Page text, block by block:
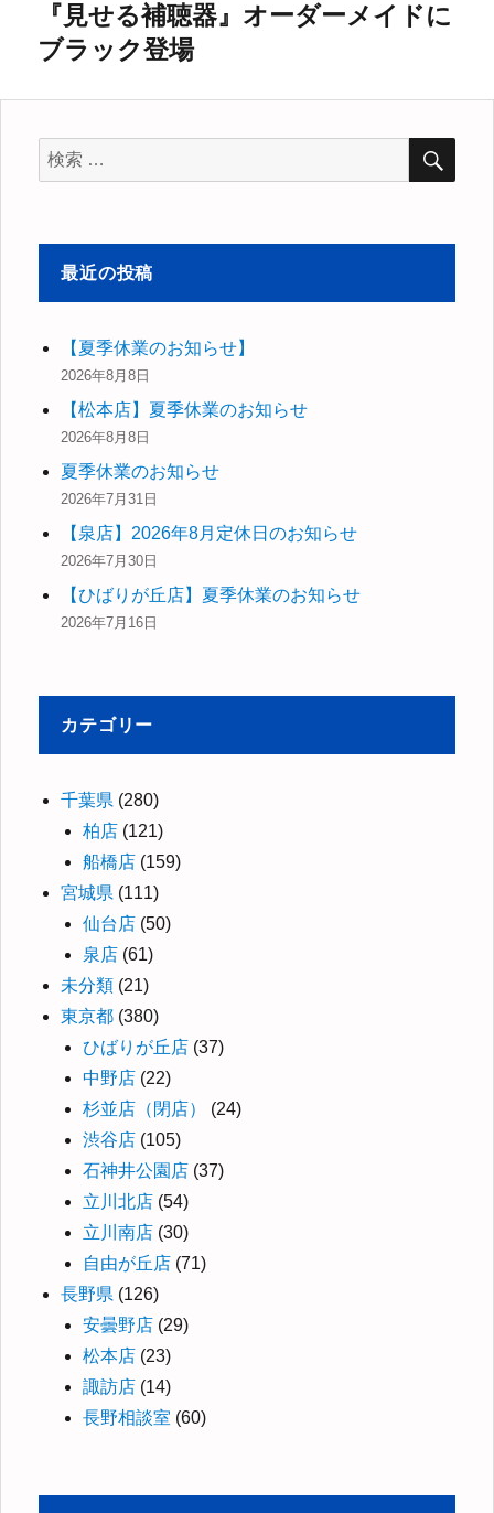
ゲ
ー
ョ
稿:
次
の
『見せる補聴器』オーダーメイドに
ブラック登場
検
索
象:
最近の投稿
【夏季休業のお知らせ】
2026年8月8日
【松本店】夏季休業のお知らせ
2026年8月8日
夏季休業のお知らせ
2026年7月31日
【泉店】2026年8月定休日のお知らせ
2026年7月30日
【ひばりが丘店】夏季休業のお知らせ
2026年7月16日
カテゴリー
千葉県 (280)
柏店 (121)
船橋店 (159)
宮城県 (111)
仙台店 (50)
泉店 (61)
未分類 (21)
東京都 (380)
ひばりが丘店 (37)
中野店 (22)
杉並店（閉店）
(24)
渋谷店 (105)
石神井公園店 (37)
立川北店 (54)
立川南店 (30)
自由が丘店 (71)
長野県 (126)
安曇野店 (29)
松本店 (23)
諏訪店 (14)
長野相談室 (60)